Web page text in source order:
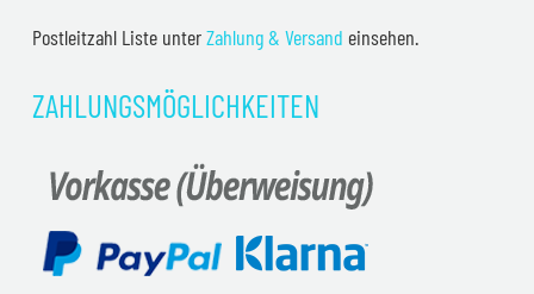
Postleitzahl Liste unterZahlung & Versand einsehen.
ZAHLUNGSMÖGLICHKEITEN